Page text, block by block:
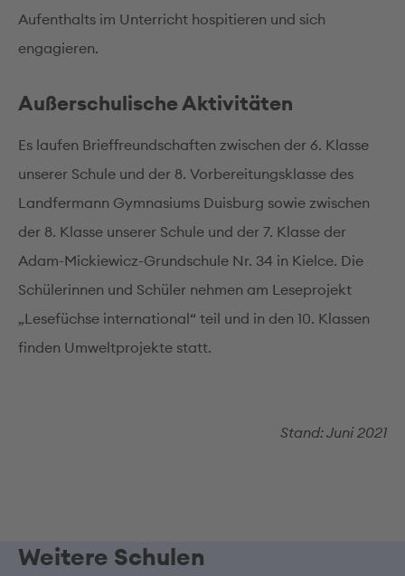
Aufenthalts im Unterricht hospitieren und sich
engagieren.
Außerschulische Aktivitäten
Es laufen Brieffreundschaften zwischen der 6. Klasse
unserer Schule und der 8. Vorbereitungsklasse des
Landfermann Gymnasiums Duisburg sowie zwischen
der 8. Klasse unserer Schule und der 7. Klasse der
Adam-Mickiewicz-Grundschule Nr. 34 in Kielce. Die
Schülerinnen und Schüler nehmen am Leseprojekt
„Lesefüchse international“ teil und in den 10. Klassen
finden Umweltprojekte statt.
Stand: Juni 2021
Weitere Schulen